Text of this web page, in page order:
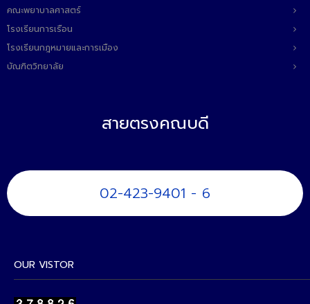
คณะพยาบาลศาสตร์
โรงเรียนการเรือน
โรงเรียนกฎหมายและการเมือง
บัณฑิตวิทยาลัย
สายตรงคณบดี
02-423-9401 - 6
OUR VISTOR